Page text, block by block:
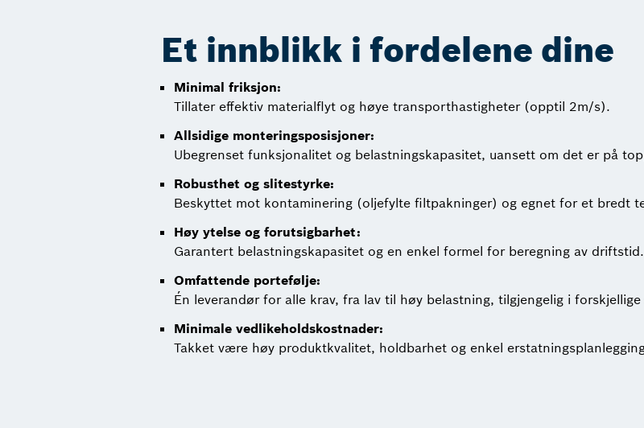
Et innblikk i fordelene dine
Minimal friksjon:
Tillater effektiv materialflyt og høye transporthastigheter (opptil 2m/s).
Allsidige monteringsposisjoner:
Ubegrenset funksjonalitet og belastningskapasitet, uansett om det er på
Robusthet og slitestyrke:
Beskyttet mot kontaminering (oljefylte filtpakninger) og egnet for et bredt
Høy ytelse og forutsigbarhet:
Garantert belastningskapasitet og en enkel formel for beregning av driftstid.
Omfattende portefølje:
Én leverandør for alle krav, fra lav til høy belastning, tilgjengelig i
Minimale vedlikeholdskostnader:
Takket være høy produktkvalitet, holdbarhet og enkel